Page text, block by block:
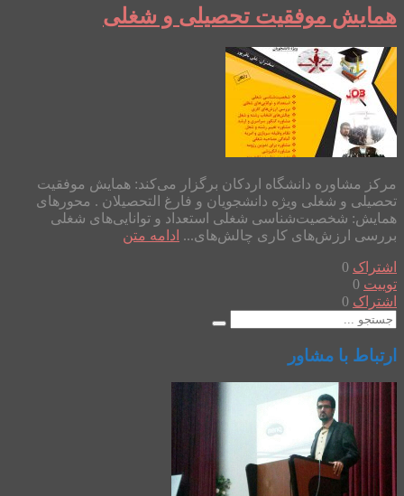
همایش موفقیت تحصیلی و شغلی
مرکز مشاوره دانشگاه اردکان برگزار می‌کند: همایش موفقیت
تحصیلی و شغلی ویژه دانشجویان و فارغ التحصیلان . محورهای
همایش: شخصیت‌شناسی شغلی استعداد و توانایی‌های شغلی
بررسی ارزش‌های کاری چالش‌های... ادامه متن
اشتراک 0
توییت 0
اشتراک 0
ارتباط با مشاور